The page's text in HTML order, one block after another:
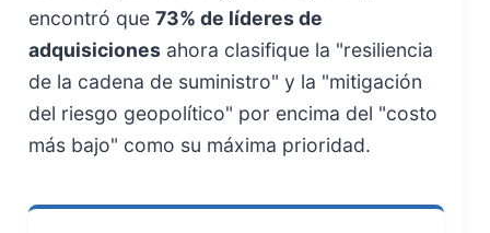
encontró que 73% de líderes de
adquisiciones ahora clasifique la "resiliencia
de la cadena de suministro" y la "mitigación
del riesgo geopolítico" por encima del "costo
más bajo" como su máxima prioridad.